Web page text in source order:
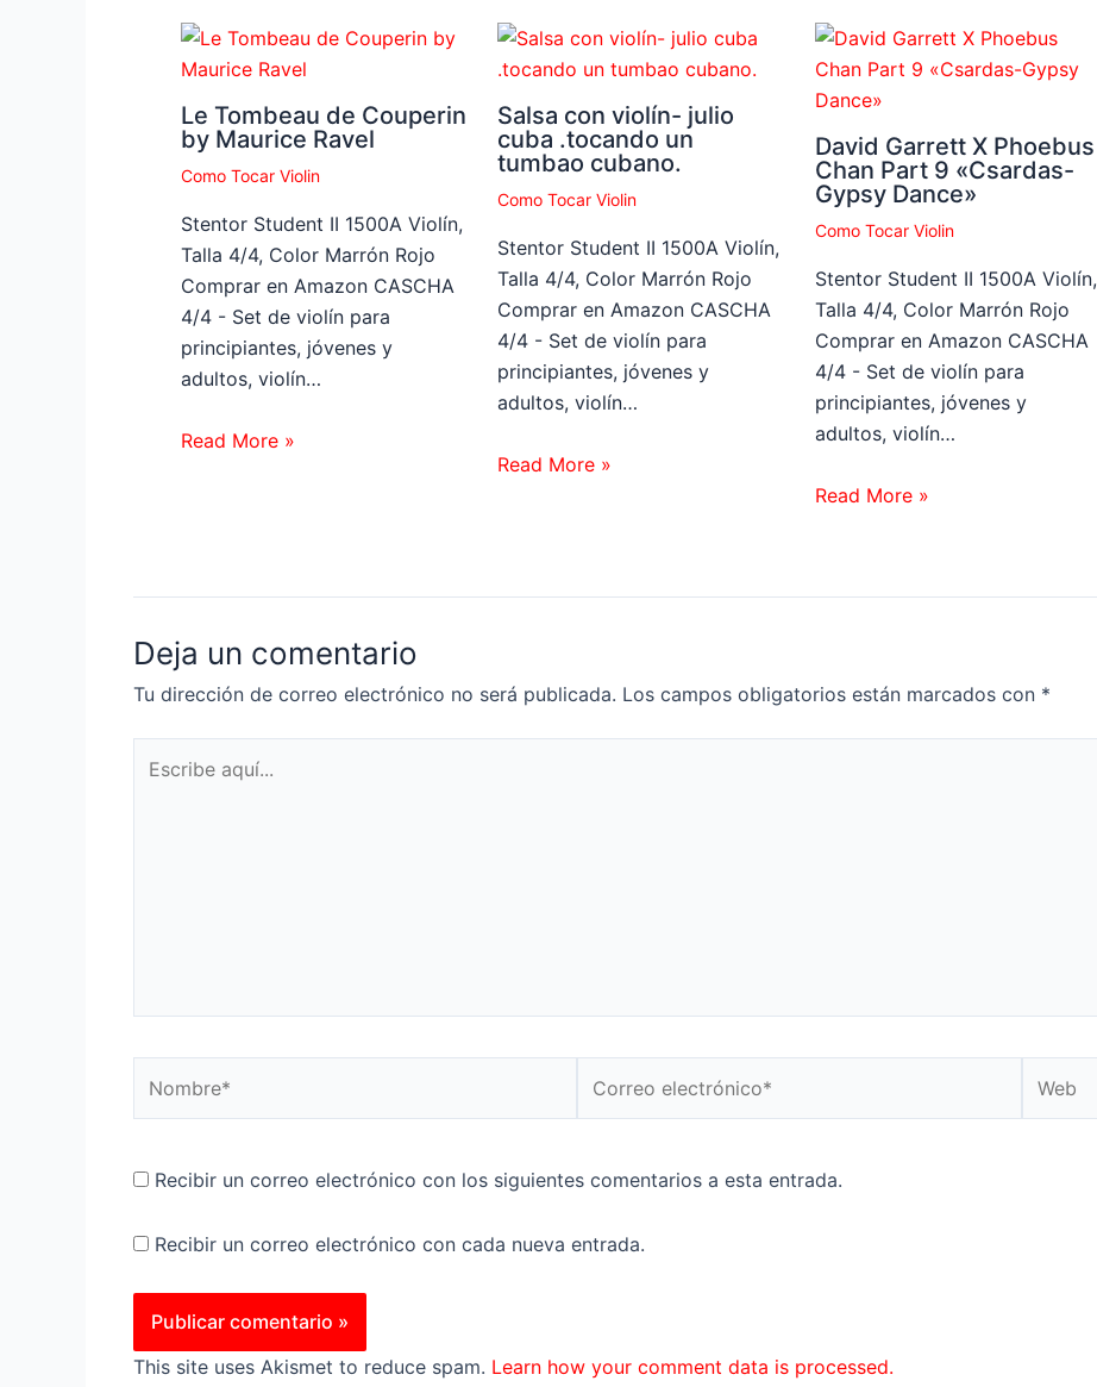
Le Tombeau de Couperin
by Maurice Ravel
Como Tocar Violin
Stentor Student II 1500A Violín,
Talla 4/4, Color Marrón Rojo
Comprar en Amazon CASCHA
4/4 - Set de violín para
principiantes, jóvenes y
adultos, violín…
Read More »
Salsa con violín- julio
cuba .tocando un
tumbao cubano.
Como Tocar Violin
Stentor Student II 1500A Violín,
Talla 4/4, Color Marrón Rojo
Comprar en Amazon CASCHA
4/4 - Set de violín para
principiantes, jóvenes y
adultos, violín…
Read More »
David Garrett X Phoebus
Chan Part 9 «Csardas-
Gypsy Dance»
Como Tocar Violin
Stentor Student II 1500A Violín,
Talla 4/4, Color Marrón Rojo
Comprar en Amazon CASCHA
4/4 - Set de violín para
principiantes, jóvenes y
adultos, violín…
Read More »
Deja un comentario
Tu dirección de correo electrónico no será publicada. Los campos obligatorios están marcados con *
aquí...
electrónico*
Recibir un correo electrónico con los siguientes comentarios a esta entrada.
Recibir un correo electrónico con cada nueva entrada.
This site uses Akismet to reduce spam. Learn how your comment data is processed.